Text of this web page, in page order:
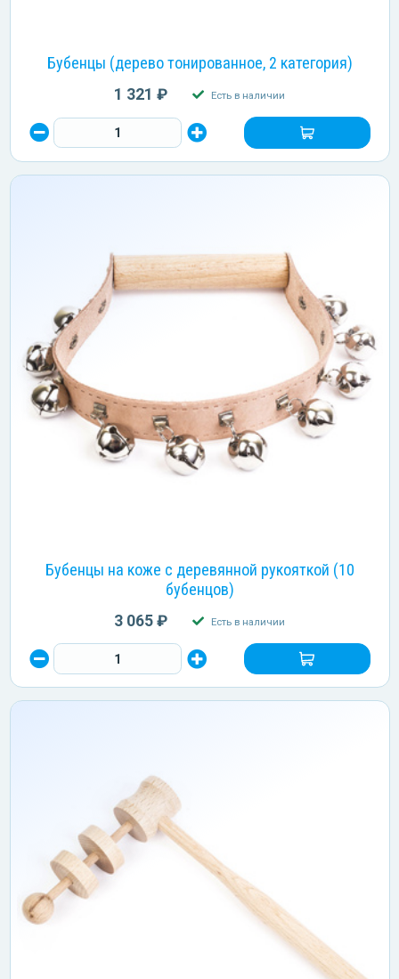
Бубенцы (дерево тонированное, 2 категория)
1 321 ₽ Есть в наличии
Бубенцы на коже с деревянной рукояткой (10
бубенцов)
3 065 ₽ Есть в наличии